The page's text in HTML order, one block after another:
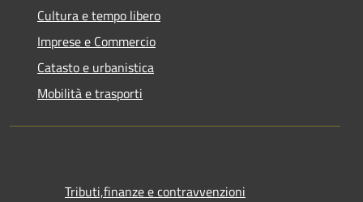
Cultura e tempo libero
Imprese e Commercio
Catasto e urbanistica
Mobilità e trasporti
Tributi,finanze e contravvenzioni